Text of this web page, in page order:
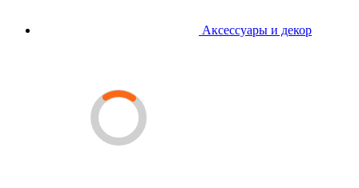
Аксессуары и декор